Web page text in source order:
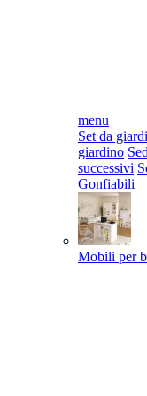
menu
Set da
giardino
successivi
Gonfiabili
Mobili per